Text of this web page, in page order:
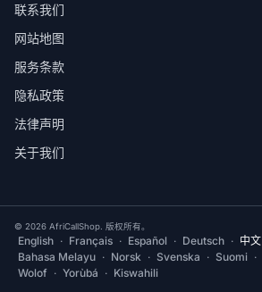
联系我们
网站地图
服务条款
隐私政策
法律声明
关于我们
© 2026 AfriCallShop. 版权所有。
English · Français · Español · Deutsch · 中文
Bahasa Melayu · Norsk · Svenska · Suomi ·
Wolof · Yorùbá · Kiswahili